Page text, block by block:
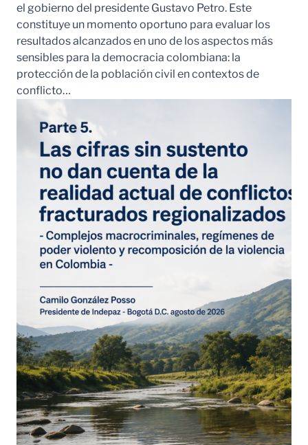
el gobierno del presidente Gustavo Petro. Este
constituye un momento oportuno para evaluar los
resultados alcanzados en uno de los aspectos más
sensibles para la democracia colombiana: la
protección de la población civil en contextos de
conflicto…